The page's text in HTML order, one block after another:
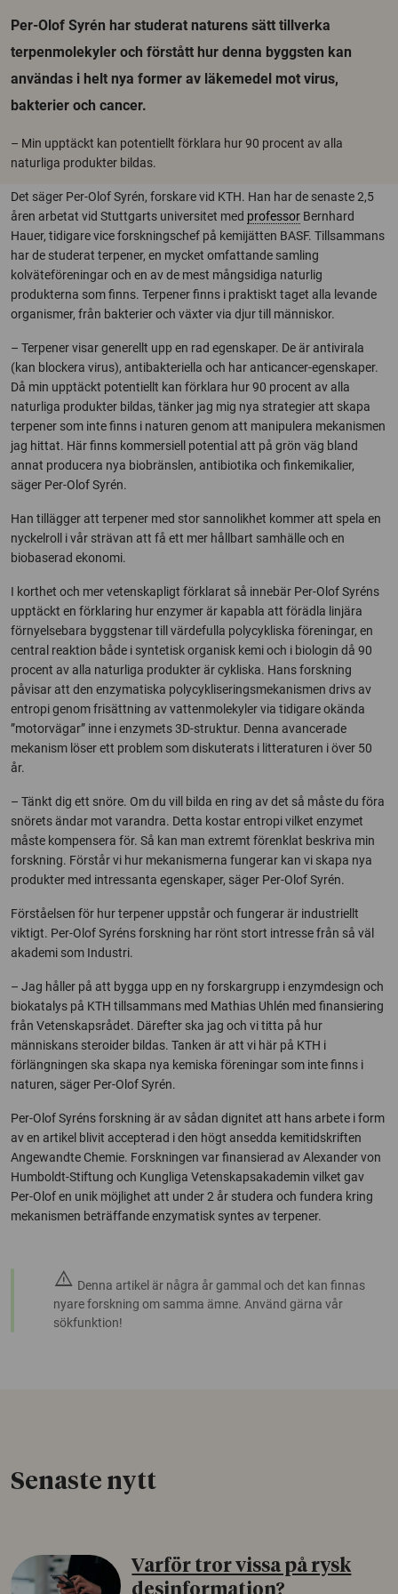
Per-Olof Syrén har studerat naturens sätt tillverka
terpenmolekyler och förstått hur denna byggsten kan
användas i helt nya former av läkemedel mot virus,
bakterier och cancer.
– Min upptäckt kan potentiellt förklara hur 90 procent av alla
naturliga produkter bildas.
Det säger Per-Olof Syrén, forskare vid KTH. Han har de senaste 2,5
åren arbetat vid Stuttgarts universitet med professor Bernhard
Hauer, tidigare vice forskningschef på kemijätten BASF. Tillsammans
har de studerat terpener, en mycket omfattande samling
kolväteföreningar och en av de mest mångsidiga naturlig
produkterna som finns. Terpener finns i praktiskt taget alla levande
organismer, från bakterier och växter via djur till människor.
– Terpener visar generellt upp en rad egenskaper. De är antivirala
(kan blockera virus), antibakteriella och har anticancer-egenskaper.
Då min upptäckt potentiellt kan förklara hur 90 procent av alla
naturliga produkter bildas, tänker jag mig nya strategier att skapa
terpener som inte finns i naturen genom att manipulera mekanismen
jag hittat. Här finns kommersiell potential att på grön väg bland
annat producera nya biobränslen, antibiotika och finkemikalier,
säger Per-Olof Syrén.
Han tillägger att terpener med stor sannolikhet kommer att spela en
nyckelroll i vår strävan att få ett mer hållbart samhälle och en
biobaserad ekonomi.
I korthet och mer vetenskapligt förklarat så innebär Per-Olof Syréns
upptäckt en förklaring hur enzymer är kapabla att förädla linjära
förnyelsebara byggstenar till värdefulla polycykliska föreningar, en
central reaktion både i syntetisk organisk kemi och i biologin då 90
procent av alla naturliga produkter är cykliska. Hans forskning
påvisar att den enzymatiska polycykliseringsmekanismen drivs av
entropi genom frisättning av vattenmolekyler via tidigare okända
”motorvägar” inne i enzymets 3D-struktur. Denna avancerade
mekanism löser ett problem som diskuterats i litteraturen i över 50
år.
– Tänkt dig ett snöre. Om du vill bilda en ring av det så måste du föra
snörets ändar mot varandra. Detta kostar entropi vilket enzymet
måste kompensera för. Så kan man extremt förenklat beskriva min
forskning. Förstår vi hur mekanismerna fungerar kan vi skapa nya
produkter med intressanta egenskaper, säger Per-Olof Syrén.
Förståelsen för hur terpener uppstår och fungerar är industriellt
viktigt. Per-Olof Syréns forskning har rönt stort intresse från så väl
akademi som Industri.
– Jag håller på att bygga upp en ny forskargrupp i enzymdesign och
biokatalys på KTH tillsammans med Mathias Uhlén med finansiering
från Vetenskapsrådet. Därefter ska jag och vi titta på hur
människans steroider bildas. Tanken är att vi här på KTH i
förlängningen ska skapa nya kemiska föreningar som inte finns i
naturen, säger Per-Olof Syrén.
Per-Olof Syréns forskning är av sådan dignitet att hans arbete i form
av en artikel blivit accepterad i den högt ansedda kemitidskriften
Angewandte Chemie. Forskningen var finansierad av Alexander von
Humboldt-Stiftung och Kungliga Vetenskapsakademin vilket gav
Per-Olof en unik möjlighet att under 2 år studera och fundera kring
mekanismen beträffande enzymatisk syntes av terpener.
warning Denna artikel är några år gammal och det kan finnas
nyare forskning om samma ämne. Använd gärna vår
sökfunktion!
Senaste nytt
Varför tror vissa på rysk